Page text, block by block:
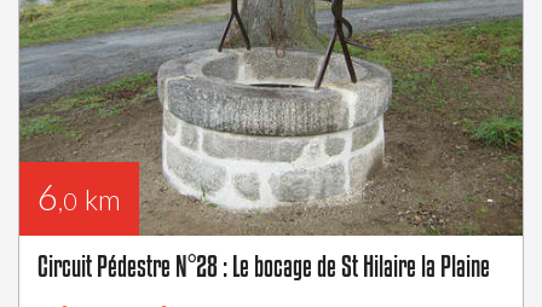
6,0 km
Circuit Pédestre N°28 : Le bocage de St Hilaire la Plaine